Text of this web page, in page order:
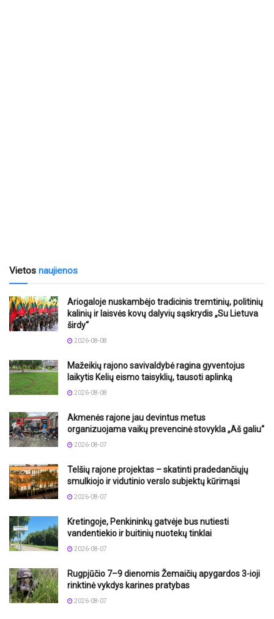
Vietos naujienos
Ariogaloje nuskambėjo tradicinis tremtinių, politinių
kalinių ir laisvės kovų dalyvių sąskrydis „Su Lietuva
širdy“
2026-08-08
Mažeikių rajono savivaldybė ragina gyventojus
laikytis Kelių eismo taisyklių, tausoti aplinką
2026-08-08
Akmenės rajone jau devintus metus
organizuojama vaikų prevencinė stovykla „Aš galiu“
2026-08-07
Telšių rajone projektas – skatinti pradedančiųjų
smulkiojo ir vidutinio verslo subjektų kūrimąsi
2026-08-07
Kretingoje, Penkininkų gatvėje bus nutiesti
vandentiekio ir buitinių nuotekų tinklai
2026-08-07
Rugpjūčio 7–9 dienomis Žemaičių apygardos 3-ioji
rinktinė vykdys karines pratybas
2026-08-07